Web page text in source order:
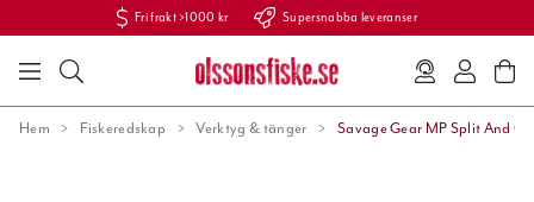
Fri frakt >1000 kr Supersnabba leveranser
Hem Fiskeredskap Verktyg & tänger Savage Gear MP Split And